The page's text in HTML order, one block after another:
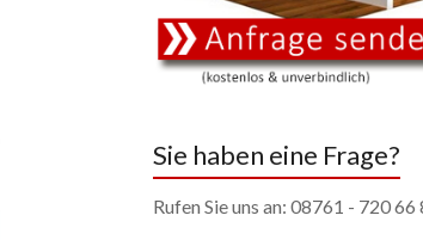
Sie haben eine Frage?
Rufen Sie uns an: 08761 - 720 66